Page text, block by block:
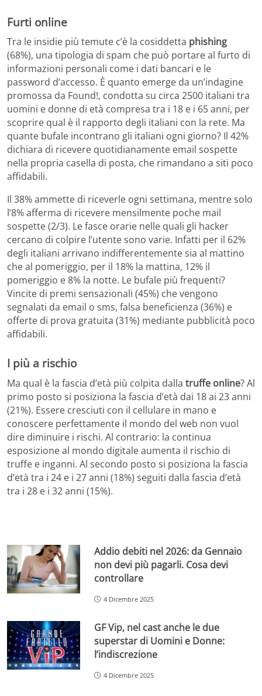
Furti online
Tra le insidie più temute c’è la cosiddetta phishing
(68%), una tipologia di spam che può portare al furto di
informazioni personali come i dati bancari e le
password d’accesso. È quanto emerge da un’indagine
promossa da Found!, condotta su circa 2500 italiani tra
uomini e donne di età compresa tra i 18 e i 65 anni, per
scoprire qual è il rapporto degli italiani con la rete. Ma
quante bufale incontrano gli italiani ogni giorno? Il 42%
dichiara di ricevere quotidianamente email sospette
nella propria casella di posta, che rimandano a siti poco
affidabili.
Il 38% ammette di riceverle ogni settimana, mentre solo
l’8% afferma di ricevere mensilmente poche mail
sospette (2/3). Le fasce orarie nelle quali gli hacker
cercano di colpire l’utente sono varie. Infatti per il 62%
degli italiani arrivano indifferentemente sia al mattino
che al pomeriggio, per il 18% la mattina, 12% il
pomeriggio e 8% la notte. Le bufale più frequenti?
Vincite di premi sensazionali (45%) che vengono
segnalati da email o sms, falsa beneficienza (36%) e
offerte di prova gratuita (31%) mediante pubblicità poco
affidabili.
I più a rischio
Ma qual è la fascia d’età più colpita dalla truffe online? Al
primo posto si posiziona la fascia d’età dai 18 ai 23 anni
(21%). Essere cresciuti con il cellulare in mano e
conoscere perfettamente il mondo del web non vuol
dire diminuire i rischi. Al contrario: la continua
esposizione al mondo digitale aumenta il rischio di
truffe e inganni. Al secondo posto si posiziona la fascia
d’età tra i 24 e i 27 anni (18%) seguiti dalla fascia d’età
tra i 28 e i 32 anni (15%).
Addio debiti nel 2026: da Gennaio
non devi più pagarli. Cosa devi
controllare
4 Dicembre 2025
GF Vip, nel cast anche le due
superstar di Uomini e Donne:
l’indiscrezione
4 Dicembre 2025